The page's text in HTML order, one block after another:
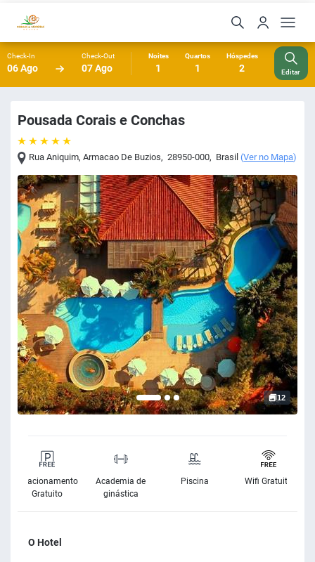
Check-In
06 Ago
Check-Out
07 Ago
Noites
1
Quartos
1
Hóspedes
2 Editar
Pousada Corais e Conchas
Rua Aniquim,Armacao De Buzios, 28950-000, Brasil (Ver no Mapa)
12
Estacionamento
Gratuito
Academia de
ginástica
Piscina Wifi Gratuito
O Hotel